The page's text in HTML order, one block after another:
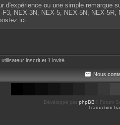
d'expérience ou une simple remarque
F3, NEX-3N, NEX-5, NEX-5N, NEX-5R,
ici.
inscrit et 1 invité
Nous
Développé par phpBB ® Forum
Traduction